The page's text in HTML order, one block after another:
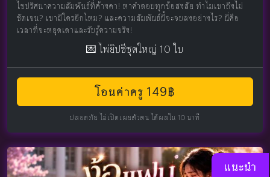
ไขปริศนาความสัมพันธ์ที่ค้างคา! หาคำตอบทุกข้อสงสัย ทำไมเขาถึงไม่
ชัดเจน? เขามีใครอีกไหม? และความสัมพันธ์นี้จะจบลงอย่างไร? นี่คือ
เวลาที่จะหยุดเดาและรับรู้ความจริง!
💌 ไพ่ยิปซีชุดใหญ่ 10 ใบ
โอนค่าครู 149฿
ปลอดภัย ไม่เปิดเผยตัวตน ได้ผลใน 10 นาที
แนะนำ